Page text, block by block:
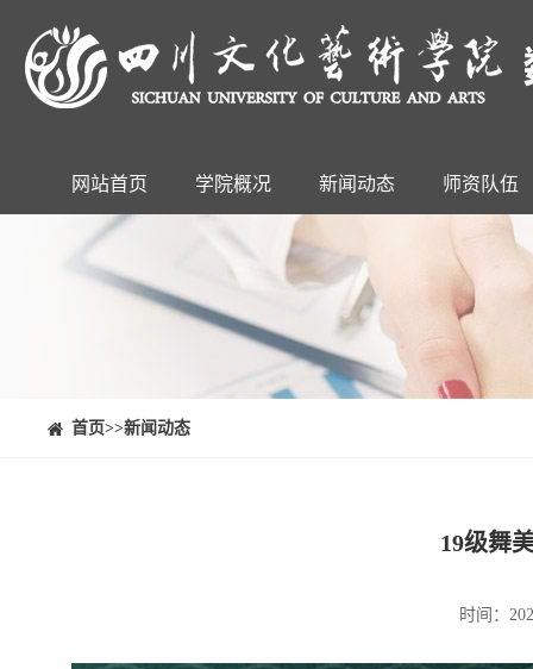
⠀⠀首页>>新闻动态
19级舞
时间：
网站首页 学院概况 新闻动态 师资队伍